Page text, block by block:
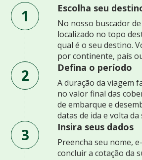
1 Escolha seu
No nosso buscador
localizado no topo
qual é o seu destino.
por continente, país
2 Defina o período
A duração da viagem
no valor final das
de embarque e
datas de ida e volta da
3 Insira seus dados
Preencha seu nome,
concluir a cotação da